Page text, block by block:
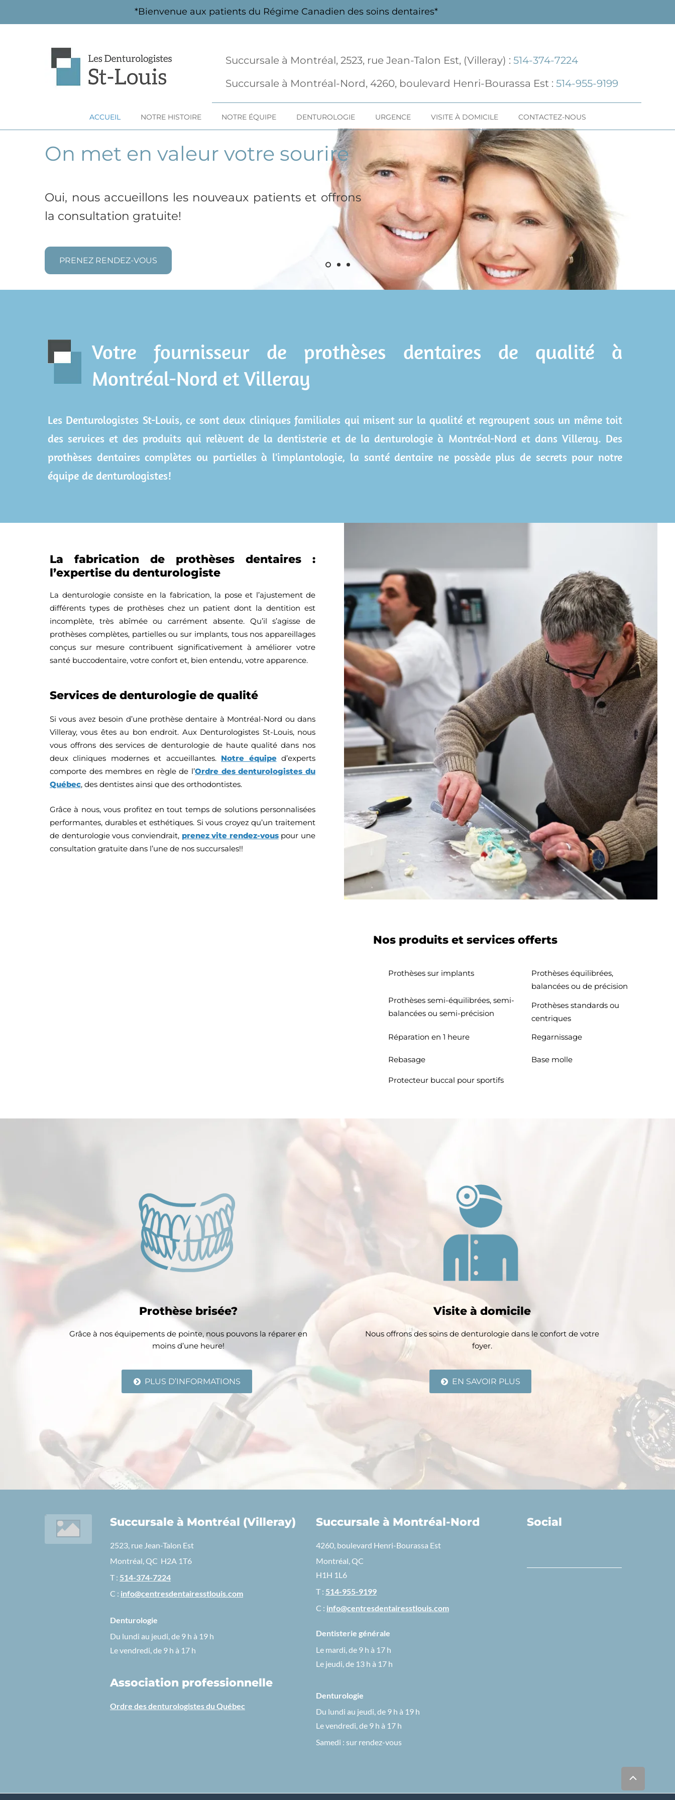
*Bienvenue aux patients du Régime Canadien des soins dentaires*
Succursale à Montréal, 2523, rue Jean-Talon Est, (Villeray) : 514-374-7224
Succursale à Montréal-Nord, 4260, boulevard Henri-Bourassa Est : 514-955-9199
ACCUEIL NOTRE HISTOIRE NOTRE ÉQUIPE DENTUROLOGIE URGENCE VISITE À DOMICILE CONTACTEZ-NOUS
On met en valeur votre sourire
Oui, nous accueillons les nouveaux patients et offrons
la consultation gratuite!
PRENEZ RENDEZ-VOUS
Votre fournisseur de prothèses dentaires de qualité à
Montréal-Nord et Villeray
Les Denturologistes St-Louis, ce sont deux cliniques familiales qui misent sur la qualité et regroupent sous un même toit
des services et des produits qui relèvent de la dentisterie et de la denturologie à Montréal-Nord et dans Villeray. Des
prothèses dentaires complètes ou partielles à l'implantologie, la santé dentaire ne possède plus de secrets pour notre
équipe de denturologistes!
La fabrication de prothèses dentaires :
l’expertise du denturologiste
La denturologie consiste en la fabrication, la pose et l’ajustement de
différents types de prothèses chez un patient dont la dentition est
incomplète, très abîmée ou carrément absente. Qu’il s’agisse de
prothèses complètes, partielles ou sur implants, tous nos appareillages
conçus sur mesure contribuent significativement à améliorer votre
santé buccodentaire, votre confort et, bien entendu, votre apparence.
Services de denturologie de qualité
Si vous avez besoin d’une prothèse dentaire à Montréal-Nord ou dans
Villeray, vous êtes au bon endroit. Aux Denturologistes St-Louis, nous
vous offrons des services de denturologie de haute qualité dans nos
deux cliniques modernes et accueillantes. Notre équiped’experts
comporte des membres en règle de l’Ordre des denturologistes du
Québec, des dentistes ainsi que des orthodontistes.
Grâce à nous, vous profitez en tout temps de solutions personnalisées
performantes, durables et esthétiques. Si vous croyez qu’un traitement
de denturologie vous conviendrait, prenez vite rendez-vouspour une
consultation gratuite dans l’une de nos succursales!!
Nos produits et services offerts
Prothèses sur implants
Prothèses semi-équilibrées, semi-
balancées ou semi-précision
Prothèses équilibrées,
balancées ou de précision
Prothèses standards ou
centriques
Réparation en 1 heure
Regarnissage
Rebasage Base molle
Protecteur buccal pour sportifs
Prothèse brisée?
Grâce à nos équipements de pointe, nous pouvons la réparer en
moins d’une heure!
PLUS D’INFORMATIONS
Visite à domicile
Nous offrons des soins de denturologie dans le confort de votre
foyer.
EN SAVOIR PLUS
Succursale à Montréal (Villeray)
2523, rue Jean-Talon Est
Montréal, QC H2A 1T6
T : 514-374-7224
C : info@centresdentairesstlouis.com
Denturologie
Du lundi au jeudi, de 9 h à 19 h
Le vendredi, de 9 h à 17 h
Association professionnelle
Ordre des denturologistes du Québec
Succursale à Montréal-Nord
4260, boulevard Henri-Bourassa Est
Montréal, QC
H1H 1L6
T : 514-955-9199
C : info@centresdentairesstlouis.com
Dentisterie générale
Le mardi, de 9 h à 17 h
Le jeudi, de 13 h à 17 h
Denturologie
Du lundi au jeudi, de 9 h à 19 h
Le vendredi, de 9 h à 17 h
Samedi : sur rendez-vous
Social